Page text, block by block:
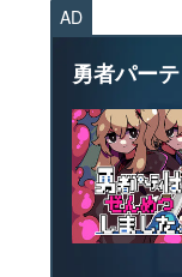
AD
勇者パー